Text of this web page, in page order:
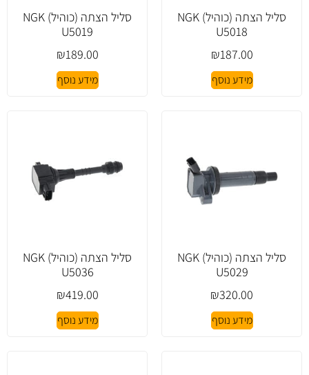
סליל הצתה (כוהיל) NGK
U5018
₪187.00
מידע נוסף
סליל הצתה (כוהיל) NGK
U5019
₪189.00
מידע נוסף
סליל הצתה (כוהיל) NGK
U5029
₪320.00
מידע נוסף
סליל הצתה (כוהיל) NGK
U5036
₪419.00
מידע נוסף